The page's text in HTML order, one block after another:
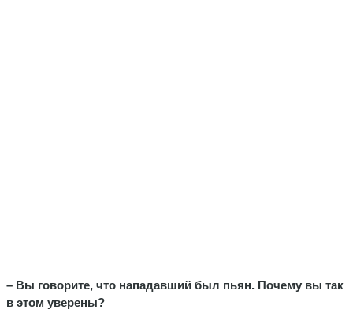
– Вы говорите, что нападавший был пьян. Почему вы так
в этом уверены?